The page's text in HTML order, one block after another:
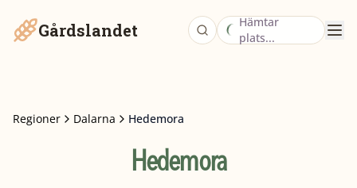
Gårdslandet
Hämtar
plats...
Regioner Dalarna Hedemora
Hedemora